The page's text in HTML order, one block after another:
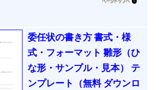
委任状の書き方 書式・様
式・フォーマット 雛形（ひ
な形・サンプル・見本） テ
ンプレート（無料 ダウンロ